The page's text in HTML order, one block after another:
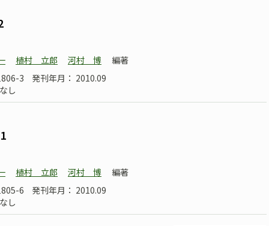
植村 立郎 河村 博
編著
3
発刊年月： 2010.09
し
植村 立郎 河村 博
編著
6
発刊年月： 2010.09
し